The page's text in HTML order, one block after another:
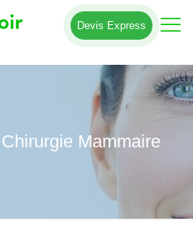
Devis Express
Mammaire